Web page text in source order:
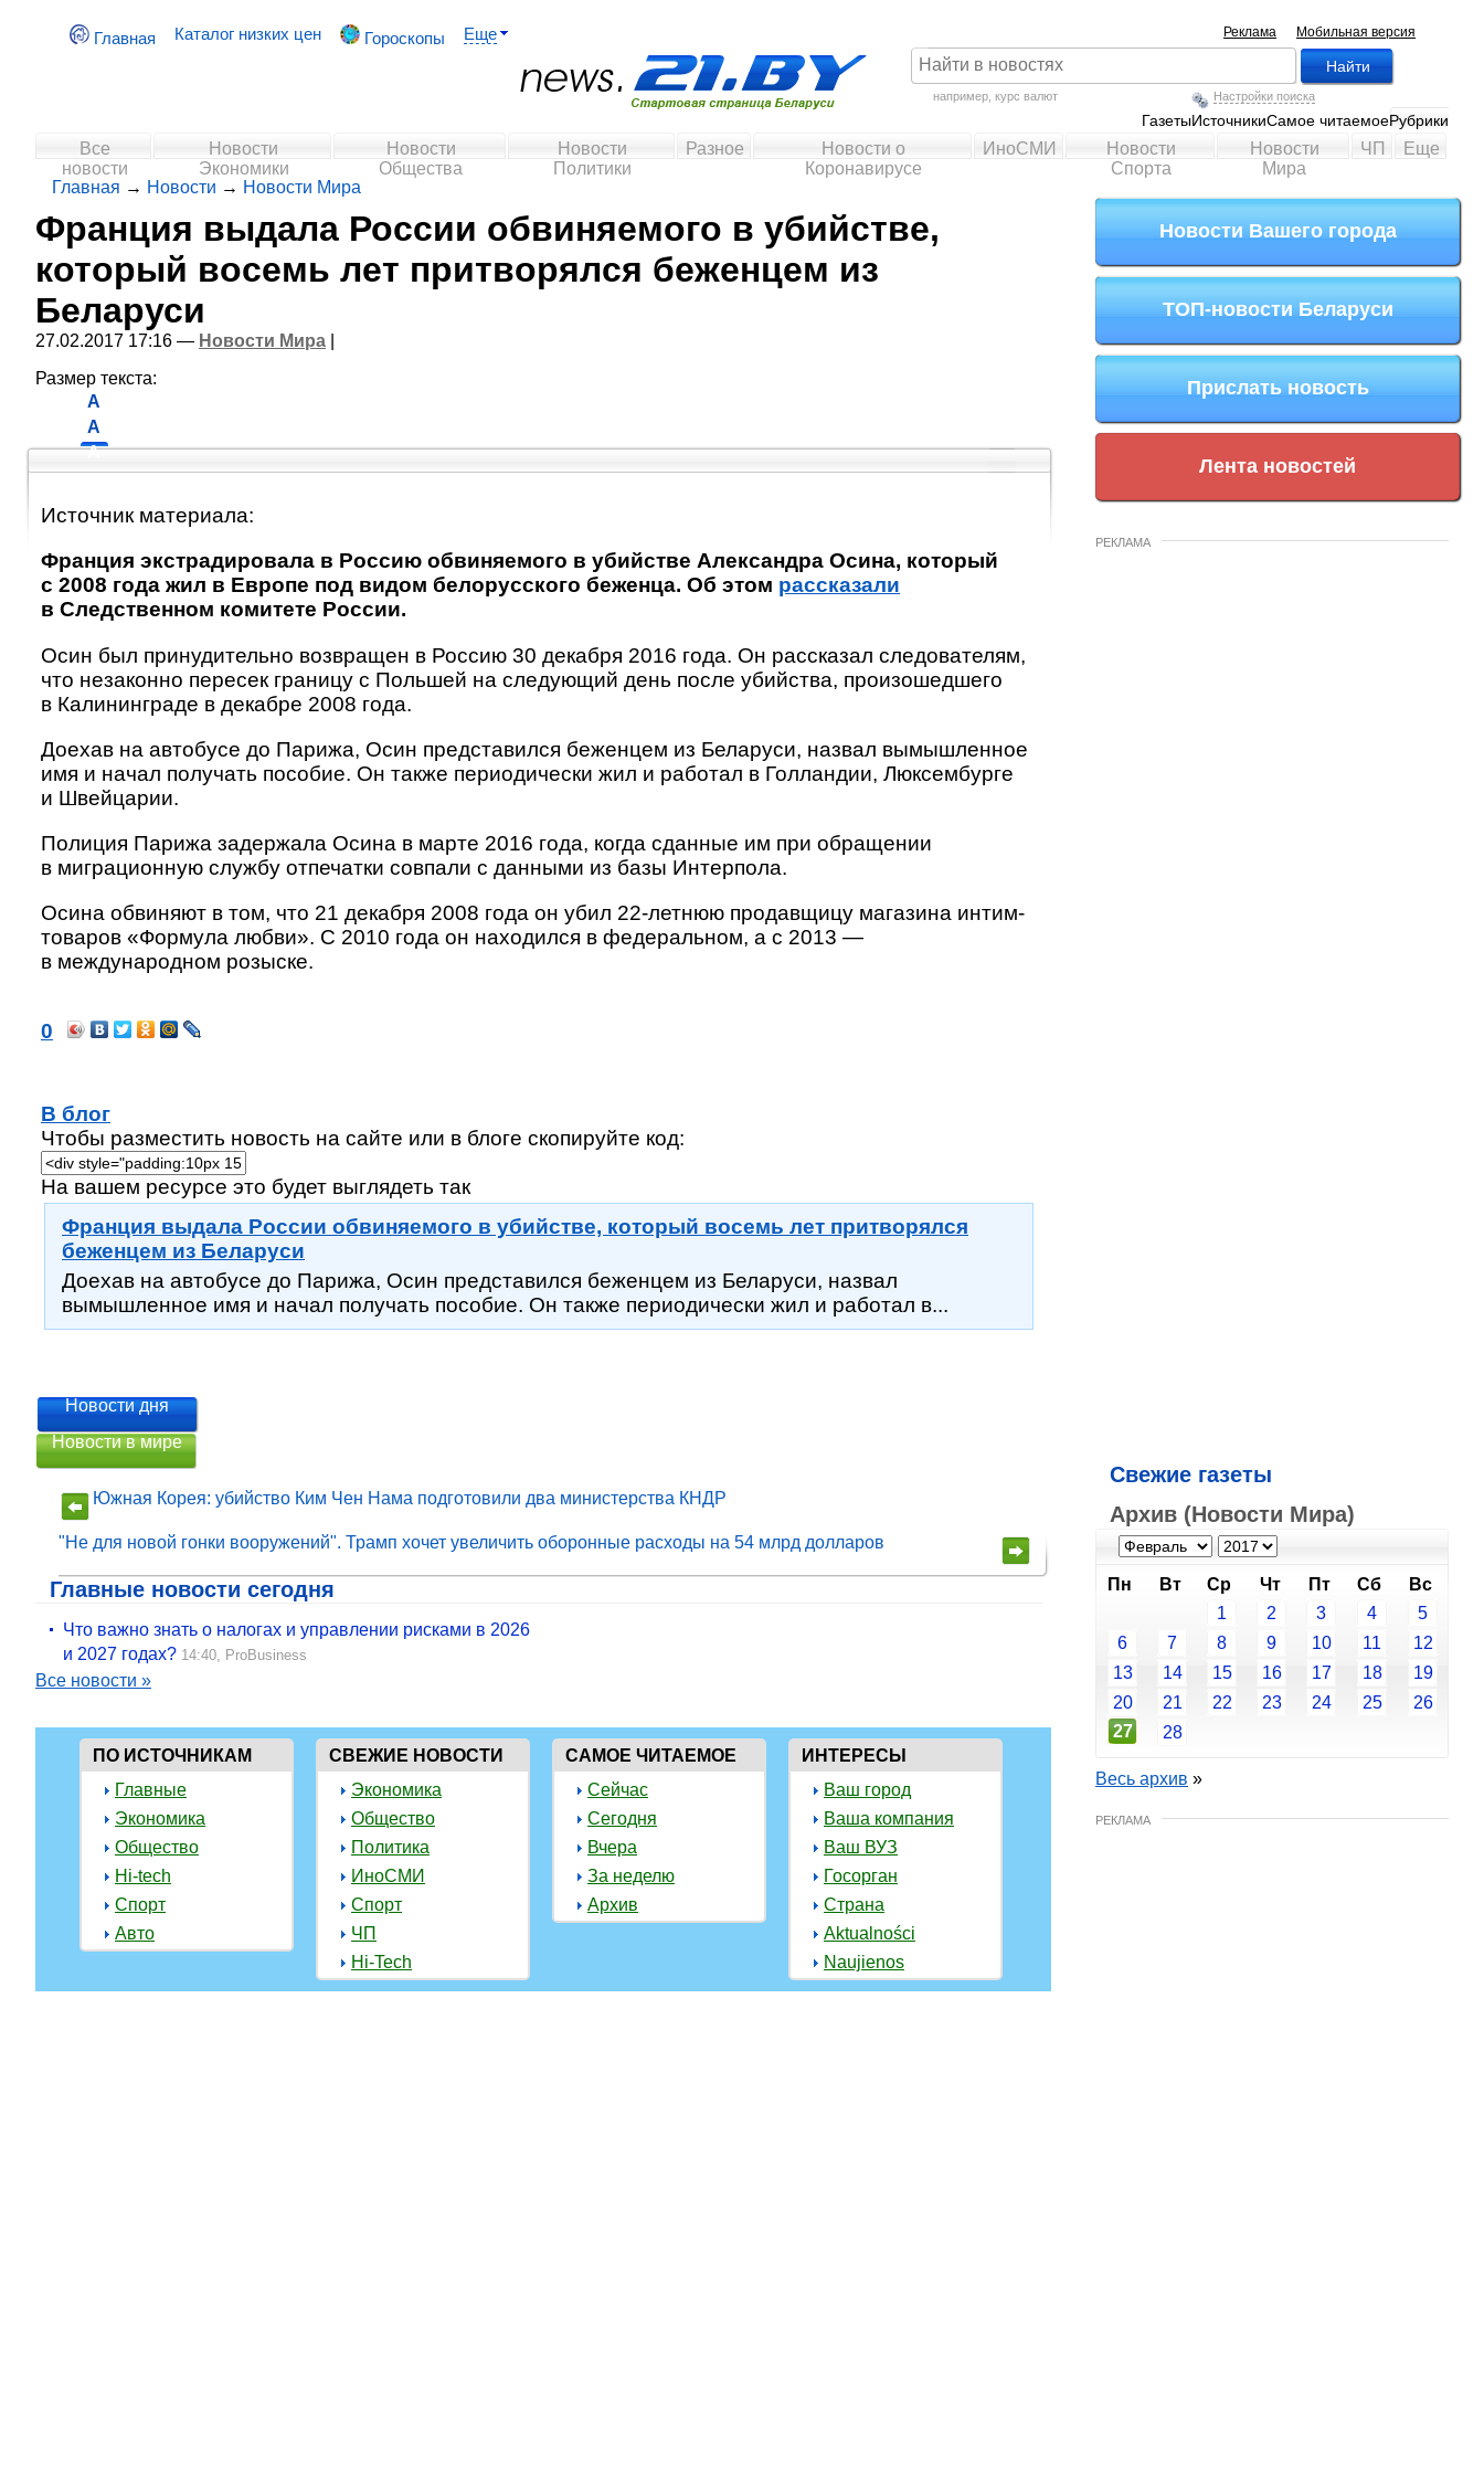
Главная Каталог низких цен Гороскопы Еще Мобильная версия
Реклама
например, курс валют Настройки поиска
ГазетыИсточникиСамое читаемоеРубрики
Все
новости
Новости
Экономики
Новости
Общества
Новости
Политики
Разное
Новости о
Коронавирусе
ИноСМИ
Новости
Спорта
Новости
Мира
ЧП Еще
Главная → Новости → Новости Мира
Франция выдала России обвиняемого в убийстве,
который восемь лет притворялся беженцем из
Беларуси
27.02.2017 17:16 — Новости Мира
Размер текста:
A
A
A
Источник материала:
Франция экстрадировала в Россию обвиняемого в убийстве Александра Осина, который
с 2008 года жил в Европе под видом белорусского беженца. Об этом рассказали
в Следственном комитете России.
Осин был принудительно возвращен в Россию 30 декабря 2016 года. Он рассказал следователям,
что незаконно пересек границу с Польшей на следующий день после убийства, произошедшего
в Калининграде в декабре 2008 года.
Доехав на автобусе до Парижа, Осин представился беженцем из Беларуси, назвал вымышленное
имя и начал получать пособие. Он также периодически жил и работал в Голландии, Люксембурге
и Швейцарии.
Полиция Парижа задержала Осина в марте 2016 года, когда сданные им при обращении
в миграционную службу отпечатки совпали с данными из базы Интерпола.
Осина обвиняют в том, что 21 декабря 2008 года он убил 22-летнюю продавщицу магазина интим-
товаров «Формула любви». С 2010 года он находился в федеральном, а с 2013 —
в международном розыске.
0
В блог
Чтобы разместить новость на сайте или в блоге скопируйте код:
На вашем ресурсе это будет выглядеть так
Франция выдала России обвиняемого в убийстве, который восемь лет притворялся
беженцем из Беларуси
Доехав на автобусе до Парижа, Осин представился беженцем из Беларуси, назвал
вымышленное имя и начал получать пособие. Он также периодически жил и работал в...
Новости дня
Новости в мире
Южная Корея: убийство Ким Чен Нама подготовили два министерства КНДР
"Не для новой гонки вооружений". Трамп хочет увеличить оборонные расходы на 54 млрд долларов
Главные новости сегодня
Что важно знать о налогах и управлении рисками в 2026
и 2027 годах? 14:40, ProBusiness
Все новости »
ПО ИСТОЧНИКАМ
Главные
Экономика
Общество
Hi-tech
Спорт
Авто
СВЕЖИЕ НОВОСТИ
Экономика
Общество
Политика
ИноСМИ
Спорт
ЧП
Hi-Tech
САМОЕ ЧИТАЕМОЕ
Сейчас
Сегодня
Вчера
За неделю
Архив
ИНТЕРЕСЫ
Ваш город
Ваша компания
Ваш ВУЗ
Госорган
Страна
Aktualności
Naujienos
Новости Вашего города
ТОП-новости Беларуси
Прислать новость
Лента новостей
РЕКЛАМА
Свежие газеты
Архив (Новости Мира)
Пн Вт Ср Чт Пт Сб
Вс
1
2 3 4
5
6
7 8 9 10 11
12
13
14 15 16 17 18
19
20
21 22 23 24 25
26
27
28
Весь архив »
РЕКЛАМА